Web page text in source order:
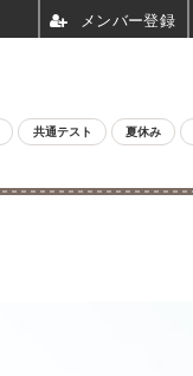
共通テスト 夏休み